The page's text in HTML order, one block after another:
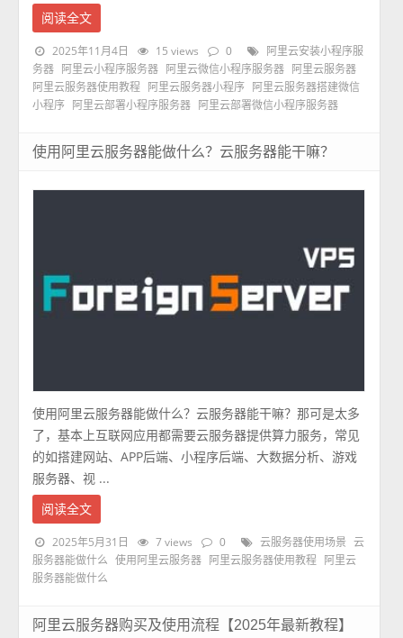
阅读全文
2025年11月4日 15 views 0
阿里云安装小程序服
务器
阿里云小程序服务器 阿里云微信小程序服务器
阿里云服务器
阿里云服务器使用教程
阿里云服务器小程序
阿里云服务器搭建微信
小程序
阿里云部署小程序服务器 阿里云部署微信小程序服务器
使用阿里云服务器能做什么？云服务器能干嘛？
使用阿里云服务器能做什么？云服务器能干嘛？那可是太多
了，基本上互联网应用都需要云服务器提供算力服务，常见
的如搭建网站、APP后端、小程序后端、大数据分析、游戏
服务器、视 ...
阅读全文
2025年5月31日 7 views 0 云服务器使用场景
云
服务器能做什么
使用阿里云服务器 阿里云服务器使用教程
阿里云
服务器能做什么
阿里云服务器购买及使用流程【2025年最新教程】